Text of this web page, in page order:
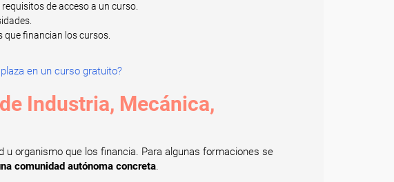
de acceso a un curso.
financian los cursos.
en un curso gratuito?
Industria, Mecánica,
organismo que los financia. Para algunas formaciones se
comunidad autónoma concreta.